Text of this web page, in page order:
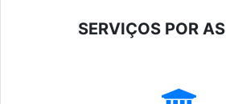
SERVIÇOS POR